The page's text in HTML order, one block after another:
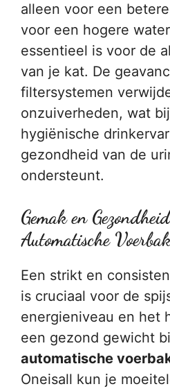
alleen voor een
voor een hogere
essentieel is voor de
van je kat. De
filtersystemen
onzuiverheden, wat
hygiënische
gezondheid van de
ondersteunt.
Gemak en
Automatische
Een strikt en
is cruciaal voor de
energieniveau en het
een gezond gewicht
automatische
Oneisall kun je